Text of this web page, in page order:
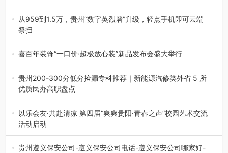
为扎实推进2026“千团万人推普强国行”大学生暑期社会实
践，牢牢紧扣 “雅韵传普…
从959到1.5万，贵州“数字英烈墙”升级，轻点手机即可云端
祭扫
八一建军节到来之际，由贵州省退役军人事务厅指导，贵阳
市退役军人事务局联合贵州广电…
喜百年装饰“一口价·超极放心装”新品发布会盛大举行
2026年7月31日，喜百年装饰“一口价·超极放心装”新品发布
会在贵阳隆重举行。…
贵州200-300分低分捡漏专科推荐｜新能源汽修类外省 5 所
优质民办高职盘点
在贵州省高考志愿填报体系中，200至300分数段考生可选择
的省内工科、新能源汽车…
以乐会友·共赴清凉 第四届“爽爽贵阳·青春之声”校园艺术交流
活动启动
七月的贵阳，清风送爽，第四届“爽爽贵阳·青春之声”校园管
弦乐（合唱）艺术交流活动…
贵州遵义保安公司-遵义保安公司电话-遵义保安公司哪家好-